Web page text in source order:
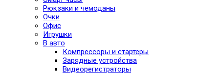
Рюкзаки и чемоданы
Очки
Офис
Игрушки
В авто
Компрессоры и стартеры
Зарядные устройства
Видеорегистраторы